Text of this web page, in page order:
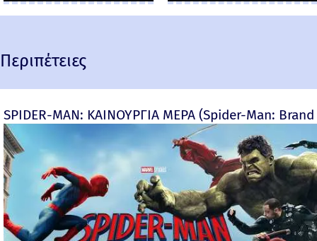
Περιπέτειες
SPIDER-MAN: ΚΑΙΝΟΥΡΓΙΑ ΜΕΡΑ (Spider-Man: